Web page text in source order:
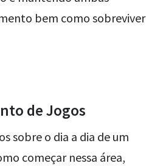
bem como sobreviver
de Jogos
sobre o dia a dia de um
começar nessa área,